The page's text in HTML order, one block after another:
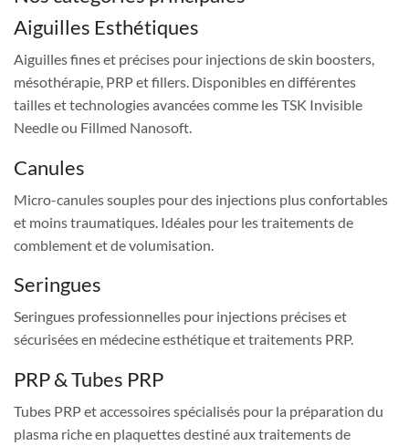
Aiguilles Esthétiques
Aiguilles fines et précises pour injections de skin boosters,
mésothérapie, PRP et fillers. Disponibles en différentes
tailles et technologies avancées comme les TSK Invisible
Needle ou Fillmed Nanosoft.
Canules
Micro-canules souples pour des injections plus confortables
et moins traumatiques. Idéales pour les traitements de
comblement et de volumisation.
Seringues
Seringues professionnelles pour injections précises et
sécurisées en médecine esthétique et traitements PRP.
PRP & Tubes PRP
Tubes PRP et accessoires spécialisés pour la préparation du
plasma riche en plaquettes destiné aux traitements de